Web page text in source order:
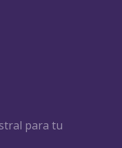
para tu